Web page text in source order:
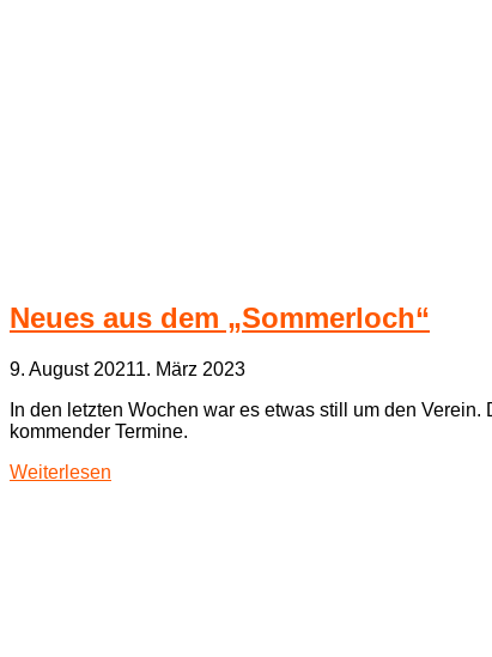
Neues aus dem „Sommerloch“
9. August 20211. März 2023
In den letzten Wochen war es etwas still um den
kommender Termine.
Weiterlesen